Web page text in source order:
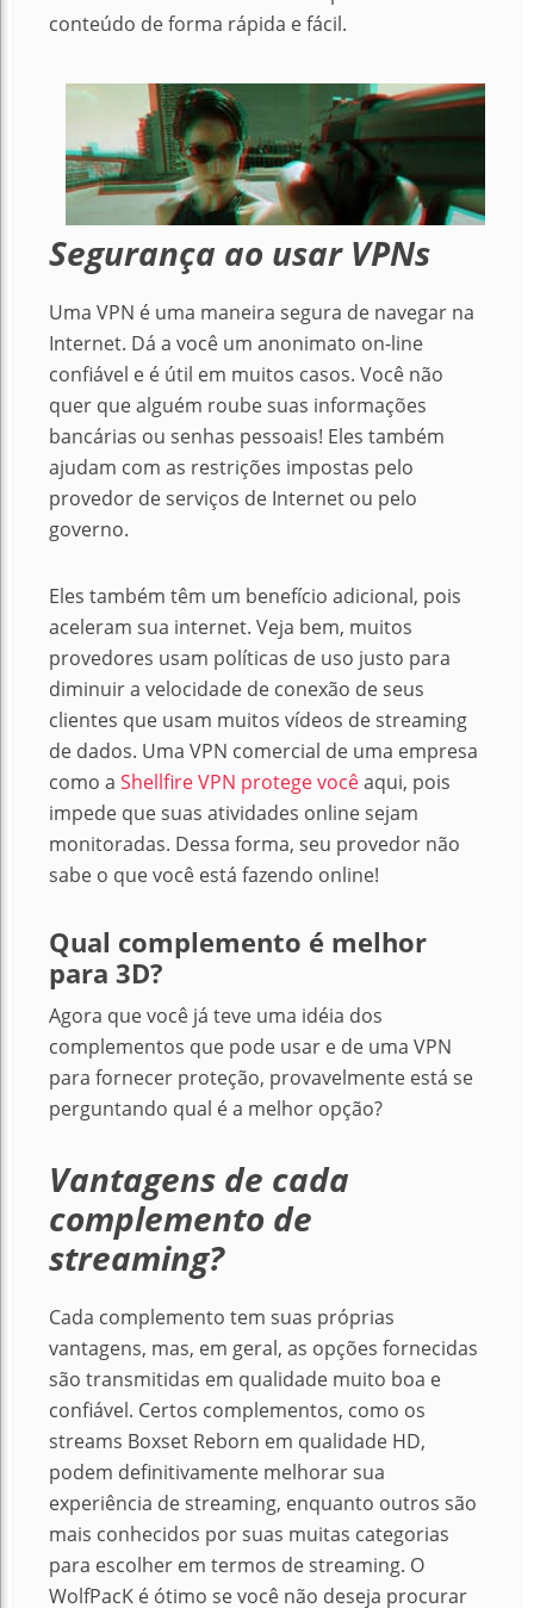
conteúdo de forma rápida e fácil.
Segurança ao usar VPNs
Uma VPN é uma maneira segura de navegar na
Internet. Dá a você um anonimato on-line
confiável e é útil em muitos casos. Você não
quer que alguém roube suas informações
bancárias ou senhas pessoais! Eles também
ajudam com as restrições impostas pelo
provedor de serviços de Internet ou pelo
governo.
Eles também têm um benefício adicional, pois
aceleram sua internet. Veja bem, muitos
provedores usam políticas de uso justo para
diminuir a velocidade de conexão de seus
clientes que usam muitos vídeos de streaming
de dados. Uma VPN comercial de uma empresa
como a Shellfire VPN protege vocêaqui, pois
impede que suas atividades online sejam
monitoradas. Dessa forma, seu provedor não
sabe o que você está fazendo online!
Qual complemento é melhor
para 3D?
Agora que você já teve uma idéia dos
complementos que pode usar e de uma VPN
para fornecer proteção, provavelmente está se
perguntando qual é a melhor opção?
Vantagens de cada
complemento de
streaming?
Cada complemento tem suas próprias
vantagens, mas, em geral, as opções fornecidas
são transmitidas em qualidade muito boa e
confiável. Certos complementos, como os
streams Boxset Reborn em qualidade HD,
podem definitivamente melhorar sua
experiência de streaming, enquanto outros são
mais conhecidos por suas muitas categorias
para escolher em termos de streaming. O
WolfPacK é ótimo se você não deseja procurar